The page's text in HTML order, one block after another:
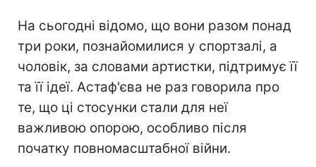
На сьогодні відомо, що вони разом понад
три роки, познайомилися у спортзалі, а
чоловік, за словами артистки, підтримує її
та її ідеї. Астаф'єва не раз говорила про
те, що ці стосунки стали для неї
важливою опорою, особливо після
початку повномасштабної війни.